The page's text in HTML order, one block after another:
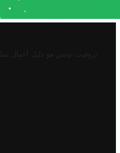
تروفيت تونس هو دليل أعمال